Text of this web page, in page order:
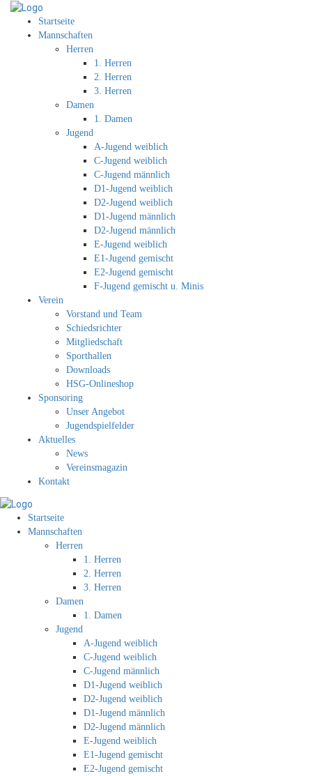
Startseite
Mannschaften
Herren
1. Herren
2. Herren
3. Herren
Damen
1. Damen
Jugend
A-Jugend weiblich
C-Jugend weiblich
C-Jugend männlich
D1-Jugend weiblich
D2-Jugend weiblich
D1-Jugend männlich
D2-Jugend männlich
E-Jugend weiblich
E1-Jugend gemischt
E2-Jugend gemischt
F-Jugend gemischt u. Minis
Verein
Vorstand und Team
Schiedsrichter
Mitgliedschaft
Sporthallen
Downloads
HSG-Onlineshop
Sponsoring
Unser Angebot
Jugendspielfelder
Aktuelles
News
Vereinsmagazin
Kontakt
Startseite
Mannschaften
Herren
1. Herren
2. Herren
3. Herren
Damen
1. Damen
Jugend
A-Jugend weiblich
C-Jugend weiblich
C-Jugend männlich
D1-Jugend weiblich
D2-Jugend weiblich
D1-Jugend männlich
D2-Jugend männlich
E-Jugend weiblich
E1-Jugend gemischt
E2-Jugend gemischt